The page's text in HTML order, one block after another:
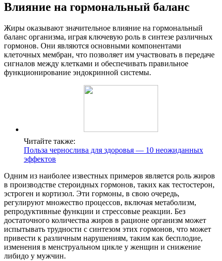
Влияние на гормональный баланс
Жиры оказывают значительное влияние на гормональный
баланс организма, играя ключевую роль в синтезе различных
гормонов. Они являются основными компонентами
клеточных мембран, что позволяет им участвовать в передаче
сигналов между клетками и обеспечивать правильное
функционирование эндокринной системы.
Читайте также:
Польза чернослива для здоровья — 10 неожиданных
эффектов
Одним из наиболее известных примеров является роль жиров
в производстве стероидных гормонов, таких как тестостерон,
эстроген и кортизол. Эти гормоны, в свою очередь,
регулируют множество процессов, включая метаболизм,
репродуктивные функции и стрессовые реакции. Без
достаточного количества жиров в рационе организм может
испытывать трудности с синтезом этих гормонов, что может
привести к различным нарушениям, таким как бесплодие,
изменения в менструальном цикле у женщин и снижение
либидо у мужчин.